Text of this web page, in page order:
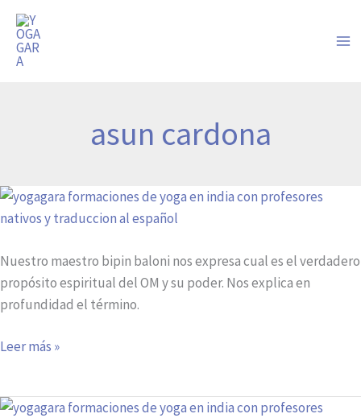
contenido
asun cardona
Nuestro maestro bipin baloni nos expresa cual es el verdadero
propósito espiritual del OM y su poder. Nos explica en
profundidad el término.
El
poder
propósito
espiritual
del
Leer más »
¿Qué